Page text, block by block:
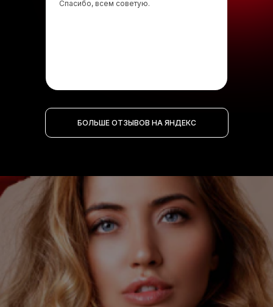
Спасибо, всем советую.
БОЛЬШЕ ОТЗЫВОВ НА ЯНДЕКС